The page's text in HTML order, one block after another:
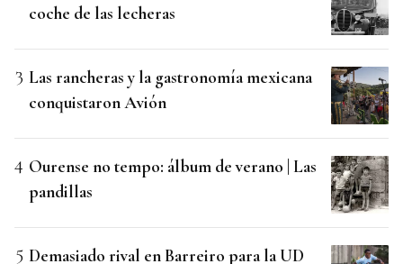
coche de las lecheras
Las rancheras y la gastronomía mexicana
conquistaron Avión
Ourense no tempo: álbum de verano | Las
pandillas
Demasiado rival en Barreiro para la UD